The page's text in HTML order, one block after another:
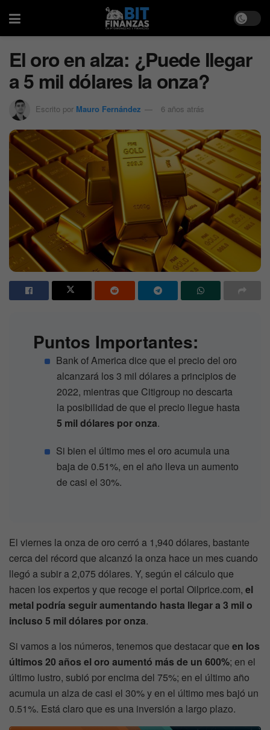
El oro en alza: ¿Puede llegar
a 5 mil dólares la onza?
Escrito por Mauro Fernández 6 años atrás
Puntos Importantes:
Bank of America dice que el precio del oro
alcanzará los 3 mil dólares a principios de
2022, mientras que Citigroup no descarta
la posibilidad de que el precio llegue hasta
5 mil dólares por onza.
Si bien el último mes el oro acumula una
baja de 0.51%, en el año lleva un aumento
de casi el 30%.
El viernes la onza de oro cerró a 1,940 dólares, bastante
cerca del récord que alcanzó la onza hace un mes cuando
llegó a subir a 2,075 dólares. Y, según el cálculo que
hacen los expertos y que recoge el portal Oilprice.com, el
metal podría seguir aumentando hasta llegar a 3 mil o
incluso 5 mil dólares por onza.
Si vamos a los números, tenemos que destacar que en los
últimos 20 años el oro aumentó más de un 600%; en el
último lustro, subió por encima del 75%; en el último año
acumula un alza de casi el 30% y en el último mes bajó un
0.51%. Está claro que es una inversión a largo plazo.